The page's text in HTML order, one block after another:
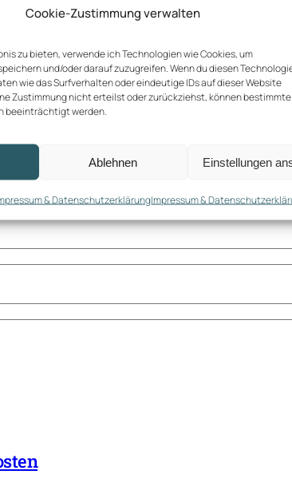
Cookie-Zustimmung verwalten
zu bieten, verwende ich Technologien wie Cookies, um
und/oder darauf zuzugreifen. Wenn du diesen
wie das Surfverhalten oder eindeutige IDs auf dieser Website
Zustimmung nicht erteilst oder zurückziehst, können bestimmte
beeinträchtigt werden.
Ablehnen Einstellungen
& DatenschutzerklärungImpressum &
Felder sind mit*markiert